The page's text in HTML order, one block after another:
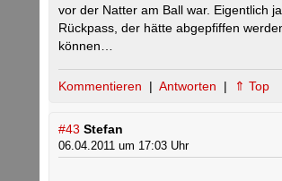
vor der Natter am Ball war. Eigentlich
Rückpass, der hätte abgepfiffen
können…
Kommentieren | Antworten | ⇑ Top
#43 Stefan
06.04.2011 um 17:03 Uhr